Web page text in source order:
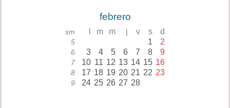
febrero
sm m m j v s d
5 1 2
6 3 4 5 6 7 8 9
7 10 11 12 13 14 15 16
8 17 18 19 20 21 22 23
9 24 25 26 27 28